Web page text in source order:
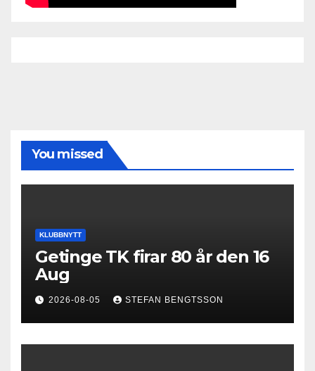
You missed
KLUBBNYTT
Getinge TK firar 80 år den 16
Aug
2026-08-05 STEFAN BENGTSSON